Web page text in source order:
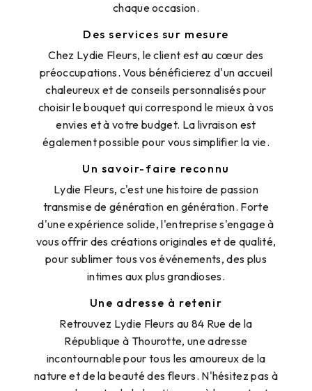
chaque occasion.
Des services sur mesure
Chez Lydie Fleurs, le client est au cœur des
préoccupations. Vous bénéficierez d'un accueil
chaleureux et de conseils personnalisés pour
choisir le bouquet qui correspond le mieux à vos
envies et à votre budget. La livraison est
également possible pour vous simplifier la vie.
Un savoir-faire reconnu
Lydie Fleurs, c'est une histoire de passion
transmise de génération en génération. Forte
d'une expérience solide, l'entreprise s'engage à
vous offrir des créations originales et de qualité,
pour sublimer tous vos événements, des plus
intimes aux plus grandioses.
Une adresse à retenir
Retrouvez Lydie Fleurs au 84 Rue de la
République à Thourotte, une adresse
incontournable pour tous les amoureux de la
nature et de la beauté des fleurs. N'hésitez pas à